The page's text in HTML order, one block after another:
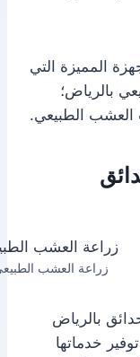
المميزة التي
بالرياض؛
العشب الطبيعي.
زراعة العشب
بالرياض
خدماتها